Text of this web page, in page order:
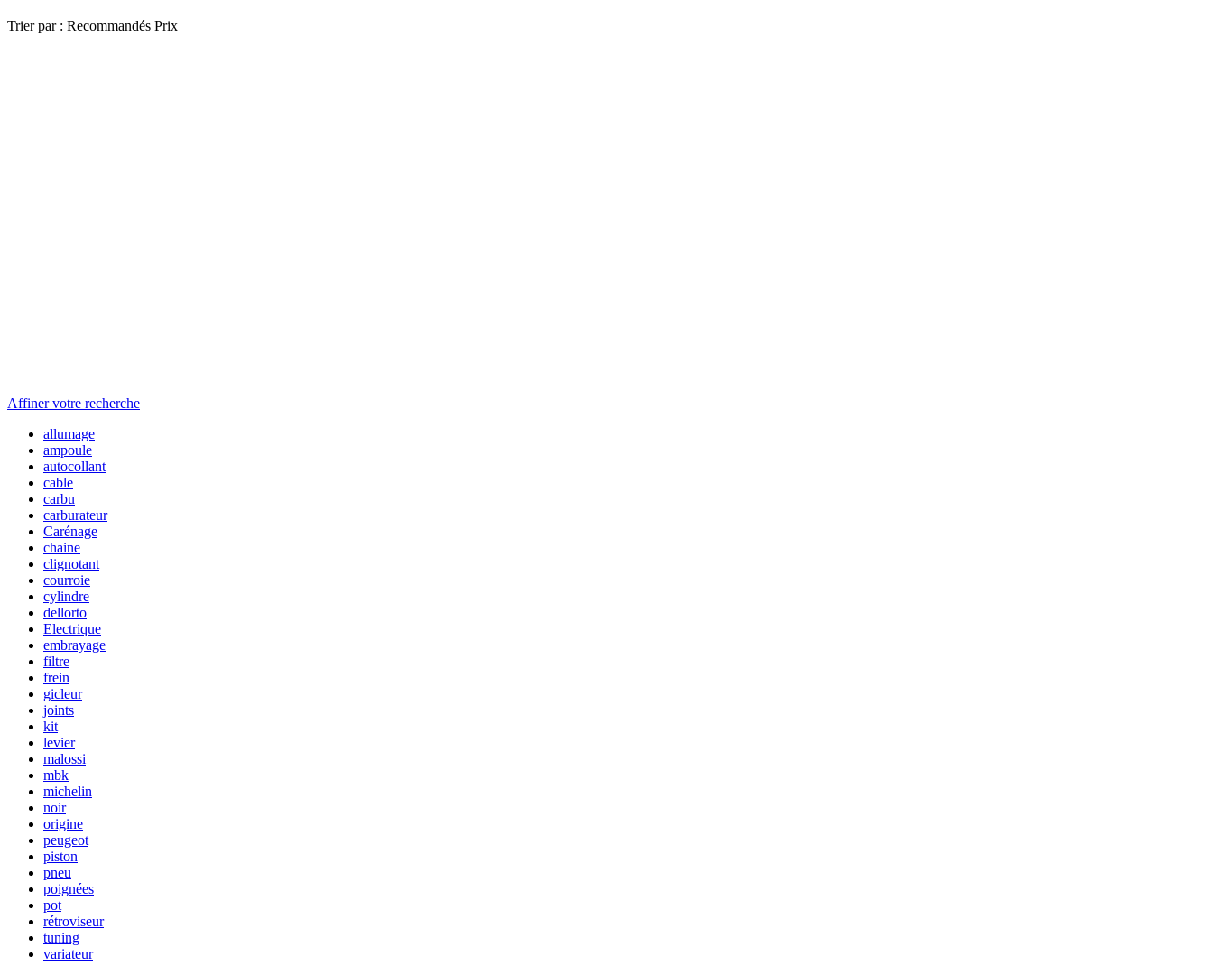
Trier par : Recommandés Prix
Affiner votre recherche
allumage
ampoule
autocollant
cable
carbu
carburateur
Carénage
chaine
clignotant
courroie
cylindre
dellorto
Electrique
embrayage
filtre
frein
gicleur
joints
kit
levier
malossi
mbk
michelin
noir
origine
peugeot
piston
pneu
poignées
pot
rétroviseur
tuning
variateur